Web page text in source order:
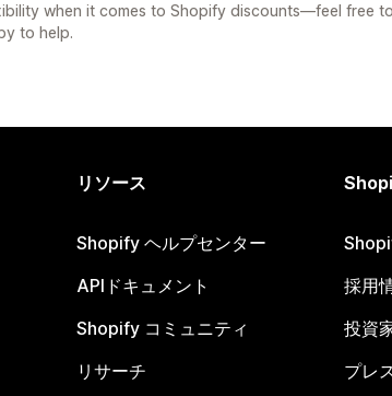
when it comes to Shopify discounts—feel free
to help.
リソース
Shopify ヘルプセンター
APIドキュメント
Shopify コミュニティ
リサーチ
採用
投資
プレ